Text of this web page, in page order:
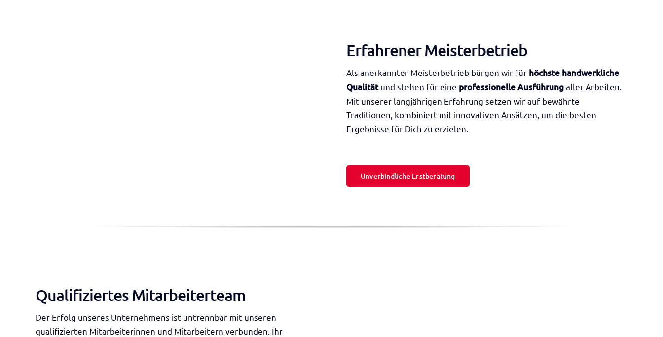
Erfahrener Meisterbetrieb
Als anerkannter Meisterbetrieb bürgen wir für höchste handwerkliche
Qualitätund stehen für eine professionelle Ausführungaller Arbeiten.
Mit unserer langjährigen Erfahrung setzen wir auf bewährte
Traditionen, kombiniert mit innovativen Ansätzen, um die besten
Ergebnisse für Dich zu erzielen.
Unverbindliche Erstberatung
Qualifiziertes Mitarbeiterteam
Der Erfolg unseres Unternehmens ist untrennbar mit unseren
qualifizierten Mitarbeiterinnen und Mitarbeitern verbunden. Ihr